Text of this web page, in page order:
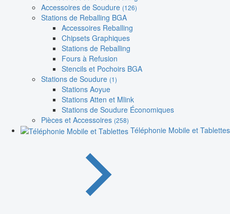
Accessoires de Soudure (126)
Stations de Reballing BGA
Accessoires Reballing
Chipsets Graphiques
Stations de Reballing
Fours à Refusion
Stencils et Pochoirs BGA
Stations de Soudure (1)
Stations Aoyue
Stations Atten et Mlink
Stations de Soudure Économiques
Pièces et Accessoires (258)
Téléphonie Mobile et Tablettes